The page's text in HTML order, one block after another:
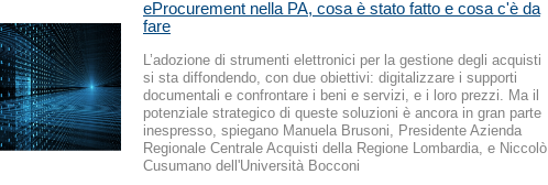
eProcurement nella PA, cosa è stato fatto e cosa c'è da
fare
L’adozione di strumenti elettronici per la gestione degli acquisti
si sta diffondendo, con due obiettivi: digitalizzare i supporti
documentali e confrontare i beni e servizi, e i loro prezzi. Ma il
potenziale strategico di queste soluzioni è ancora in gran parte
inespresso, spiegano Manuela Brusoni, Presidente Azienda
Regionale Centrale Acquisti della Regione Lombardia, e Niccolò
Cusumano dell'Università Bocconi